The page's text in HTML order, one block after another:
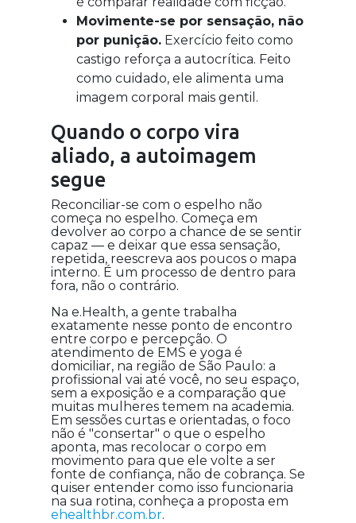
Movimente-se por sensação, não
por punição. Exercício feito como
castigo reforça a autocrítica. Feito
como cuidado, ele alimenta uma
imagem corporal mais gentil.
Quando o corpo vira
aliado, a autoimagem
segue
Reconciliar-se com o espelho não
começa no espelho. Começa em
devolver ao corpo a chance de se sentir
capaz — e deixar que essa sensação,
repetida, reescreva aos poucos o mapa
interno. É um processo de dentro para
fora, não o contrário.
Na e.Health, a gente trabalha
exatamente nesse ponto de encontro
entre corpo e percepção. O
atendimento de EMS e yoga é
domiciliar, na região de São Paulo: a
profissional vai até você, no seu espaço,
sem a exposição e a comparação que
muitas mulheres temem na academia.
Em sessões curtas e orientadas, o foco
não é "consertar" o que o espelho
aponta, mas recolocar o corpo em
movimento para que ele volte a ser
fonte de confiança, não de cobrança. Se
quiser entender como isso funcionaria
na sua rotina, conheça a proposta em
ehealthbr.com.br.